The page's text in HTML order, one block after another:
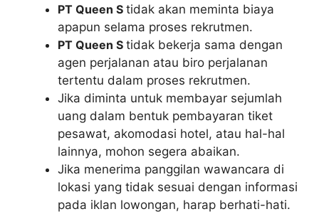
PT Queen S tidak akan meminta biaya
apapun selama proses rekrutmen.
PT Queen S tidak bekerja sama dengan
agen perjalanan atau biro perjalanan
tertentu dalam proses rekrutmen.
Jika diminta untuk membayar sejumlah
uang dalam bentuk pembayaran tiket
pesawat, akomodasi hotel, atau hal-hal
lainnya, mohon segera abaikan.
Jika menerima panggilan wawancara di
lokasi yang tidak sesuai dengan informasi
pada iklan lowongan, harap berhati-hati.